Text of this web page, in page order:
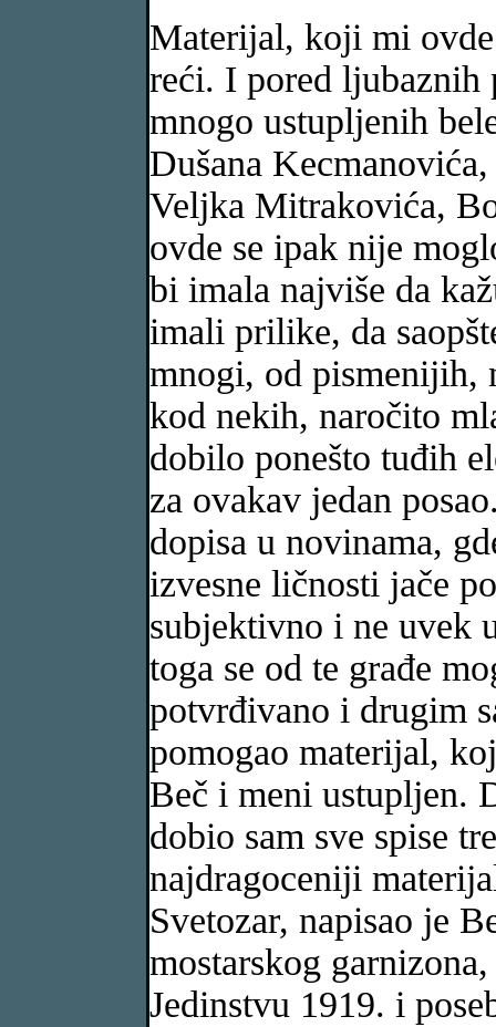
Materijal, koji mi ovde
reći. I pored ljubaznih
mnogo ustupljenih
Dušana
Veljka Mitrakovića,
ovde se ipak nije
bi imala najviše da
imali prilike, da
mnogi, od pismenijih,
kod nekih, naročito
dobilo ponešto tuđih
za ovakav jedan
dopisa u novinama,
izvesne ličnosti jače
subjektivno i ne uvek
toga se od te građe
potvrđivano i drugim
pomogao materijal,
Beč i meni ustupljen.
dobio sam sve spise
najdragoceniji
Svetozar, napisao je
mostarskog
Jedinstvu 1919. i